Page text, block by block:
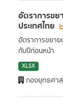
อัตราการข
ประเทศไทย
อัตราการขยาย
กับปีก่อนหน้า
XLSX
กองยุทธศา